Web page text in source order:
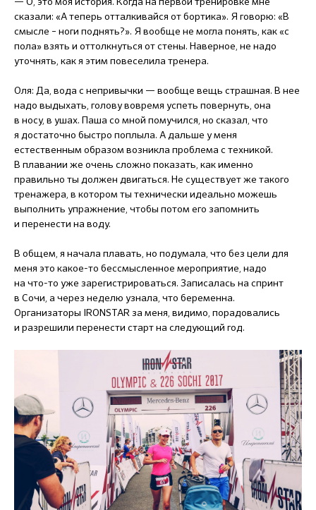
сказали: «А теперь отталкивайся от бортика». Я говорю: «В
смысле – ноги поднять?». Я вообще не могла понять, как «с
пола» взять и оттолкнуться от стены. Наверное, не надо
уточнять, как я этим повеселила тренера.
Оля: Да, вода с непривычки — вообще вещь страшная. В нее
надо выдыхать, голову вовремя успеть повернуть, она
в носу, в ушах. Паша со мной помучился, но сказал, что
я достаточно быстро поплыла. А дальше у меня
естественным образом возникла проблема с техникой.
В плавании же очень сложно показать, как именно
правильно ты должен двигаться. Не существует же такого
тренажера, в котором ты технически идеально можешь
выполнить упражнение, чтобы потом его запомнить
и перенести на воду.
В общем, я начала плавать, но подумала, что без цели для
меня это какое-то бессмысленное мероприятие, надо
на что-то уже зарегистрироваться. Записалась на спринт
в Сочи, а через неделю узнала, что беременна.
Организаторы IRONSTAR за меня, видимо, порадовались
и разрешили перенести старт на следующий год.